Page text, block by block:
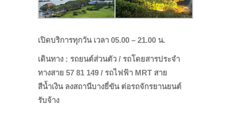
เปิดบริการทุกวัน เวลา 05.00 – 21.00 น.
เดินทาง : รถยนต์ส่วนตัว / รถโดยสารประจำ
ทางสาย 57 81 149 / รถไฟฟ้า MRT สาย
สีน้ำเงิน ลงสถานีบางยี่ขัน ต่อรถจักรยานยนต์
รับจ้าง